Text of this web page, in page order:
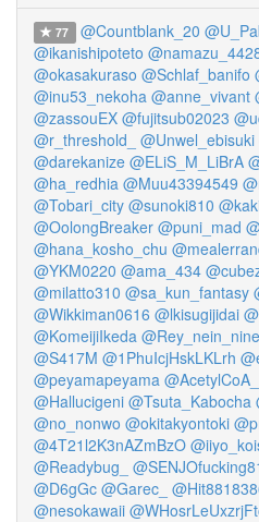
77 @Countblank_20
@ikanishipoteto
@okasakuraso @Schlaf_banifo
@inu53_nekoha @anne_vivant
@zassouEX @fujitsub02023
@r_threshold_
@Unwel_ebisuki
@darekanize @ELiS_M_LiBrA
@ha_redhia @Muu43394549
@Tobari_city @sunoki810
@OolongBreaker @puni_mad
@hana_kosho_chu
@YKM0220 @ama_434
@milatto310 @sa_kun_fantasy
@Wikkiman0616 @lkisugijidai
@KomeijiIkeda @Rey_nein_nine
@S417M @1PhuIcjHskLKLrh
@peyamapeyama
@Hallucigeni @Tsuta_Kabocha
@no_nonwo @okitakyontoki
@4T21l2K3nAZmBzO
@Readybug_
@D6gGc @Garec_
@nesokawaii